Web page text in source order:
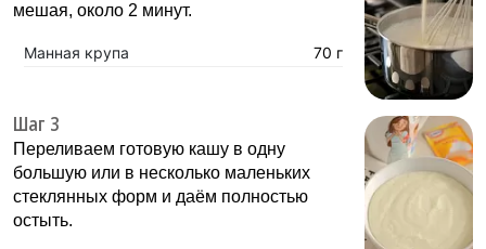
мешая, около 2 минут.
Манная крупа 70 г
Шаг 3
Переливаем готовую кашу в одну
большую или в несколько маленьких
стеклянных форм и даём полностью
остыть.